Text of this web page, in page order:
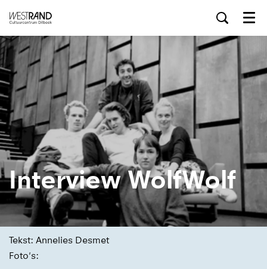
Menu
Interview WolfWolf
Tekst: Annelies Desmet
Foto's: